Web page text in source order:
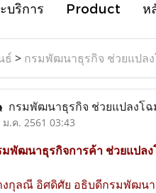
บริการ Product ห
ธ์ > กรมพัฒนาธุรกิจ ช่วยแปล
กรมพัฒนาธุรกิจ ช่วยแปลงโ
ม.ค. 2561 03:43
มพัฒนาธุรกิจการค้า ช่วยแปล
งกุลณี อิศดิศัย อธิบดีกรมพัฒนา